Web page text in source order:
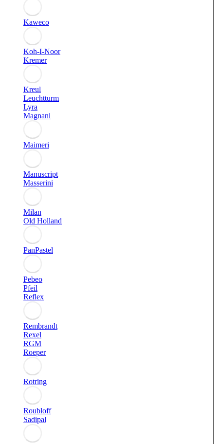
Kaweco
Koh-I-Noor
Kremer
Kreul
Leuchtturm
Lyra
Magnani
Maimeri
Manuscript
Masserini
Milan
Old Holland
PanPastel
Pebeo
Pfeil
Reflex
Rembrandt
Rexel
RGM
Roeper
Rotring
Roubloff
Sadipal